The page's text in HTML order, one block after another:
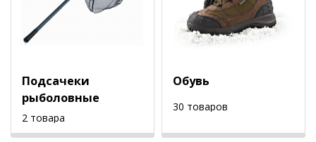
Подсачеки
рыболовные
2 товара
Обувь
30 товаров